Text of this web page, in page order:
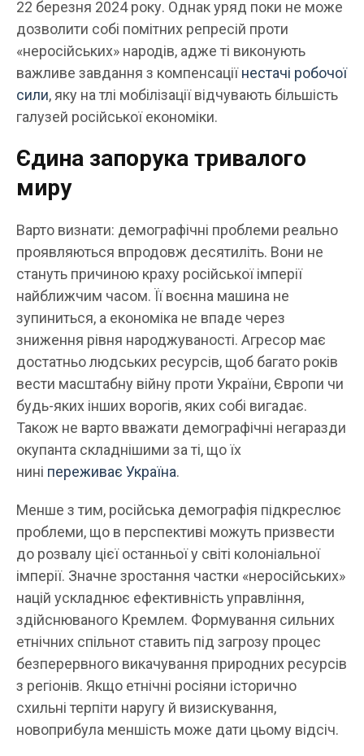
22 березня 2024 року. Однак уряд поки не може
дозволити собі помітних репресій проти
«неросійських» народів, адже ті виконують
важливе завдання з компенсаціїнестачі робочої
сили, яку на тлі мобілізації відчувають більшість
галузей російської економіки.
Єдина запорука тривалого
миру
Варто визнати: демографічні проблеми реально
проявляються впродовж десятиліть. Вони не
стануть причиною краху російської імперії
найближчим часом. Її воєнна машина не
зупиниться, а економіка не впаде через
зниження рівня народжуваності. Агресор має
достатньо людських ресурсів, щоб багато років
вести масштабну війну проти України, Європи чи
будь-яких інших ворогів, яких собі вигадає.
Також не варто вважати демографічні негаразди
окупанта складнішими за ті, що їх
нині переживає Україна.
Менше з тим, російська демографія підкреслює
проблеми, що в перспективі можуть призвести
до розвалу цієї останньої у світі колоніальної
імперії. Значне зростання частки «неросійських»
націй ускладнює ефективність управління,
здійснюваного Кремлем. Формування сильних
етнічних спільнот ставить під загрозу процес
безперервного викачування природних ресурсів
з регіонів. Якщо етнічні росіяни історично
схильні терпіти наругу й визискування,
новоприбула меншість може дати цьому відсіч.